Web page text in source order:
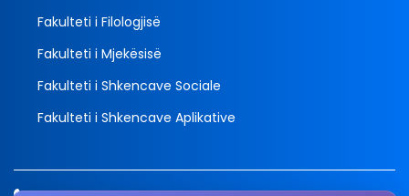
Fakulteti i Filologjisë
Fakulteti i Mjekësisë
Fakulteti i Shkencave Sociale
Fakulteti i Shkencave Aplikative